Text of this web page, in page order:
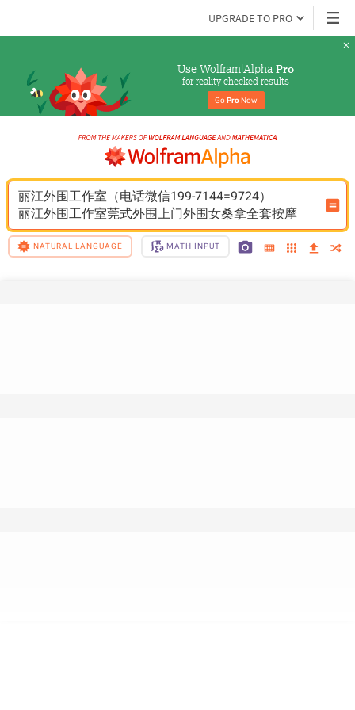
UPGRADE TO PRO
Use Wolfram|Alpha Pro
for reality-checked results
Go Pro Now
丽江外围工作室（电话微信199-7144=9724）
丽江外围工作室莞式外围上门外围女桑拿全套按摩
NATURAL LANGUAGE MATH INPUT